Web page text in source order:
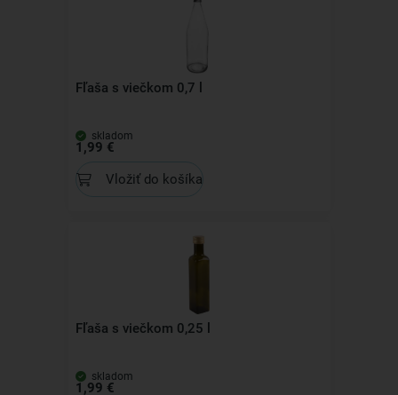
Fľaša s viečkom 0,7 l
skladom
1,99 €
Vložiť do košíka
Fľaša s viečkom 0,25 l
skladom
1,99 €